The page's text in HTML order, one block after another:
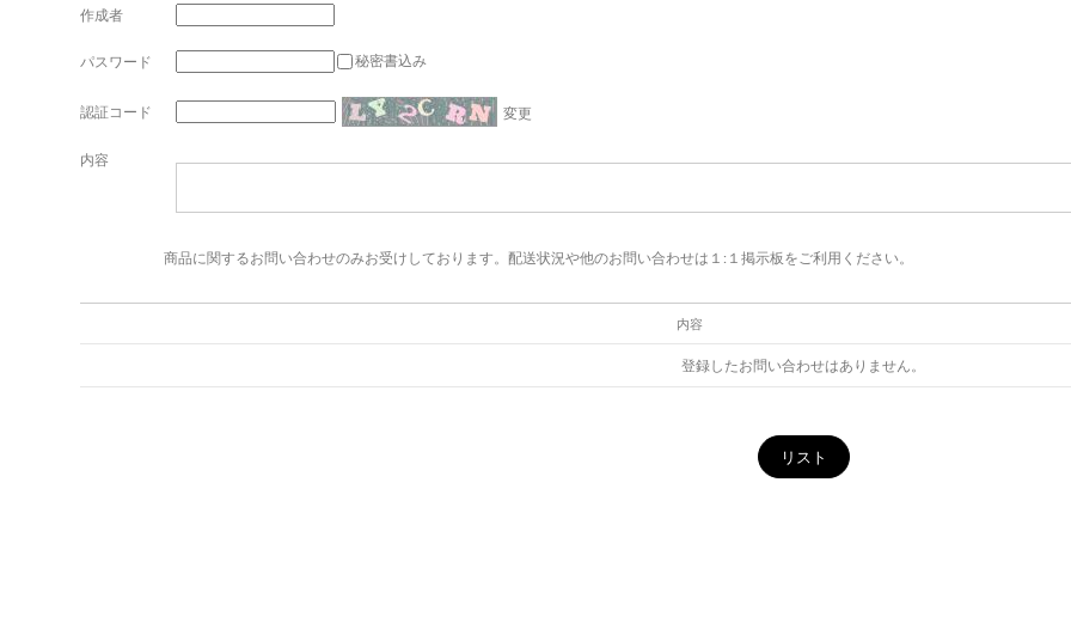
作成者
パスワード 秘密書込み
認証コード 変更
内容
商品に関するお問い合わせのみお受けしております。配送状況や他のお問い合わせは１:１掲示板をご利用ください。
内容
登録したお問い合わせはありません。
リスト